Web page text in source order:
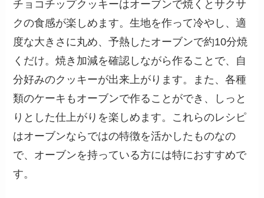
チョコチップクッキーはオーブンで焼くとサクサ
クの食感が楽しめます。生地を作って冷やし、適
度な大きさに丸め、予熱したオーブンで約10分焼
くだけ。焼き加減を確認しながら作ることで、自
分好みのクッキーが出来上がります。また、各種
類のケーキもオーブンで作ることができ、しっと
りとした仕上がりを楽しめます。これらのレシピ
はオーブンならではの特徴を活かしたものなの
で、オーブンを持っている方には特におすすめで
す。